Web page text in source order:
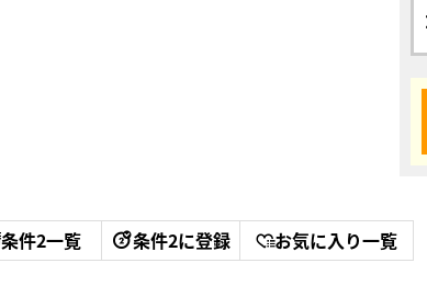
条件2一覧 条件2に登録 お気に入り一覧